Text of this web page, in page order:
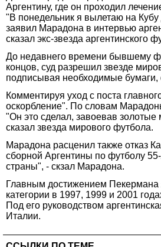
Аргентину, где он проходил
"В понедельник я вылетаю на
заявил Марадона в интервью
сказал экс-звезда аргентинского
До недавнего времени бывшему
концов, суд разрешил звезде
подписывая необходимые
Комментируя уход с поста
оскорбление". По словам
"Он это сделал, завоевав
сказал звезда мирового футбола.
Марадона расценил также отказ
сборной Аргентины по футболу
страны", - скзал Марадона.
Главным достижением Пекермана
категории в 1997, 1999 и 2001
Под его руководством
Италии.